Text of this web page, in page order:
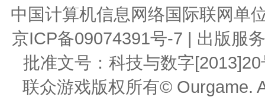
中国计算机信息网络国际联网单
京ICP备09074391号-7 | 出版服
批准文号：科技与数字
联众游戏版权所有© Ourgame.